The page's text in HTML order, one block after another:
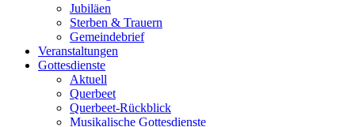
Jubiläen
Sterben & Trauern
Gemeindebrief
Veranstaltungen
Gottesdienste
Aktuell
Querbeet
Querbeet-Rückblick
Musikalische Gottesdienste